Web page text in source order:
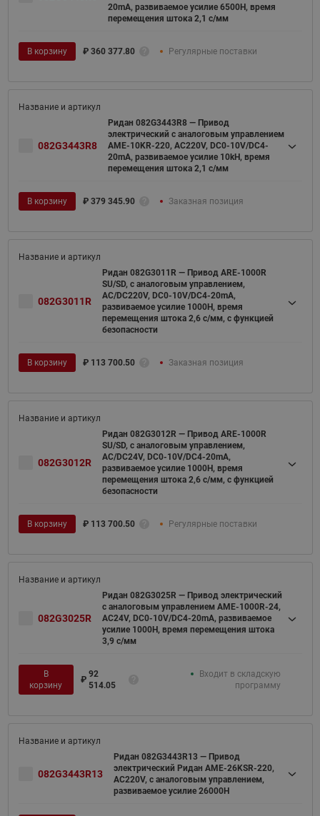
20mA, развиваемое усилие 6500Н, время
перемещения штока 2,1 с/мм
В корзину ₽ 360 377.80 Регулярные поставки
082G3443R8
Ридан 082G3443R8 — Привод
электрический с аналоговым управлением
AME-10KR-220, AC220V, DC0-10V/DC4-
20mA, развиваемое усилие 10kH, время
перемещения штока 2,1 с/мм
В корзину ₽ 379 345.90 Заказная позиция
082G3011R
Ридан 082G3011R — Привод ARE-1000R
SU/SD, с аналоговым управлением,
AC/DC220V, DC0-10V/DC4-20mA,
развиваемое усилие 1000Н, время
перемещения штока 2,6 с/мм, с функцией
безопасности
В корзину ₽ 113 700.50 Заказная позиция
082G3012R
Ридан 082G3012R — Привод ARE-1000R
SU/SD, с аналоговым управлением,
AC/DC24V, DC0-10V/DC4-20mA,
развиваемое усилие 1000Н, время
перемещения штока 2,6 с/мм, с функцией
безопасности
В корзину ₽ 113 700.50 Регулярные поставки
082G3025R
Ридан 082G3025R — Привод электрический
с аналоговым управлением AME-1000R-24,
AC24V, DC0-10V/DC4-20mA, развиваемое
усилие 1000Н, время перемещения штока
3,9 с/мм
В
корзину
₽
92
514.05
Входит в складскую
программу
082G3443R13
Ридан 082G3443R13 — Привод
электрический Ридан AME-26KSR-220,
AC220V, с аналоговым управлением,
развиваемое усилие 26000Н